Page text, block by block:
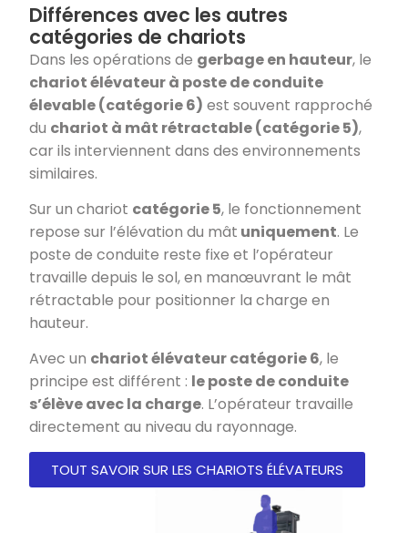
Différences avec les autres
catégories de chariots
Dans les opérations de gerbage en hauteur, le
chariot élévateur à poste de conduite
élevable (catégorie 6) est souvent rapproché
du chariot à mât rétractable (catégorie 5),
car ils interviennent dans des environnements
similaires.
Sur un chariot catégorie 5, le fonctionnement
repose sur l’élévation du mât uniquement. Le
poste de conduite reste fixe et l’opérateur
travaille depuis le sol, en manœuvrant le mât
rétractable pour positionner la charge en
hauteur.
Avec un chariot élévateur catégorie 6, le
principe est différent : le poste de conduite
s’élève avec la charge. L’opérateur travaille
directement au niveau du rayonnage.
TOUT SAVOIR SUR LES CHARIOTS ÉLÉVATEURS